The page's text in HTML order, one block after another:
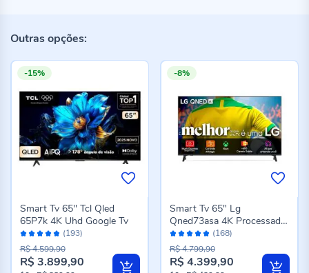
Outras opções:
-15%
Avaliação:
96%
(193)
Smart Tv 65'' Tcl Qled
65P7k 4K Uhd Google Tv
R$ 3.899,90
R$ 4.599,90
-8%
Avaliação:
96%
(168)
Smart Tv 65" Lg
Qned73asa 4K Processador
Ai A7 Ger 8 Webos 25
R$ 4.399,90
R$ 4.799,90